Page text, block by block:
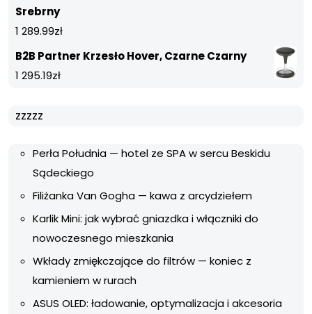
Srebrny
1 289.99zł
B2B Partner Krzesło Hover, Czarne Czarny
1 295.19zł
zzzzz
Perła Południa — hotel ze SPA w sercu Beskidu
Sądeckiego
Filiżanka Van Gogha — kawa z arcydziełem
Karlik Mini: jak wybrać gniazdka i włączniki do
nowoczesnego mieszkania
Wkłady zmiękczające do filtrów — koniec z
kamieniem w rurach
ASUS OLED: ładowanie, optymalizacja i akcesoria